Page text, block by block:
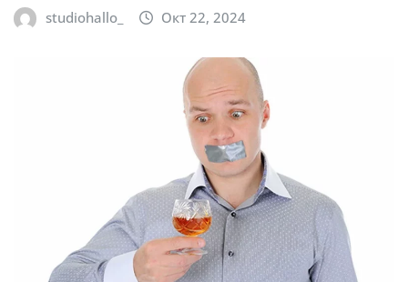
studiohallo_ Окт 22, 2024